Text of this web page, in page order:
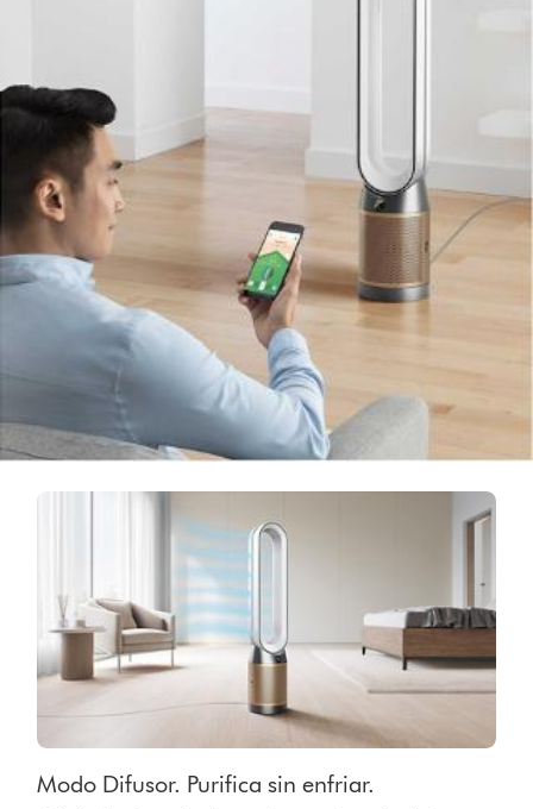
Modo Difusor. Purifica sin enfriar.